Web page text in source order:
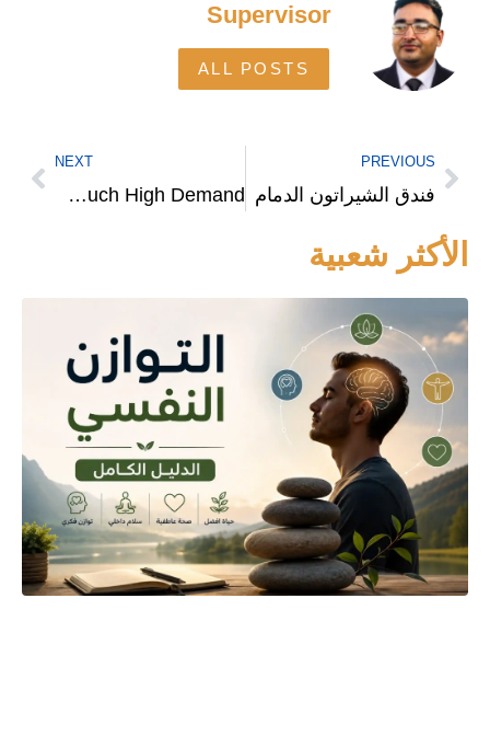
الأكثر شعبية
Supervisor
ALL POSTS
PREVIOUS
فندق الشيراتون الدمام
NEXT
Why Are Dubai Home Sale Opportunities in Such High Demand?